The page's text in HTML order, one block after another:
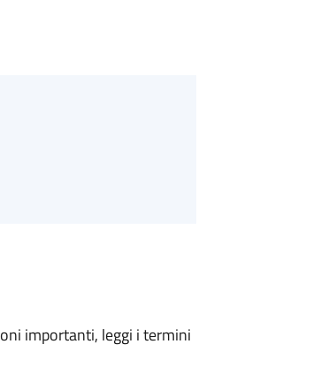
importanti, leggi i termini